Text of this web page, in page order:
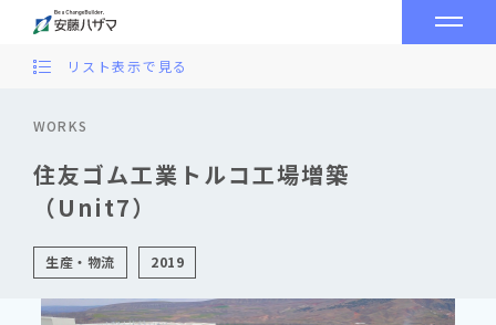
WORKS
住友ゴム工業トルコ工場増築
（Unit7）
生産・物流 2019
リスト表示で見る